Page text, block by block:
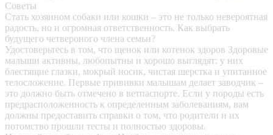
Советы
Стать хозяином собаки или кошки – это не только невероятная
радость, но и огромная ответственность. Как выбрать
будущего четвероного члена семьи?
Удостоверьтесь в том, что щенок или котенок здоров Здоровые
малыши активны, любопытны и хорошо выглядят: у них
блестящие глазки, мокрый носик, чистая шерстка и упитанное
телосложение. Первые прививки малышам делает заводчик –
это должно быть отмечено в ветпаспорте. Если у породы есть
предрасположенность к определенным заболеваниям, вам
должны предоставить справки о том, что родители и их
потомство прошли тесты и полностью здоровы.